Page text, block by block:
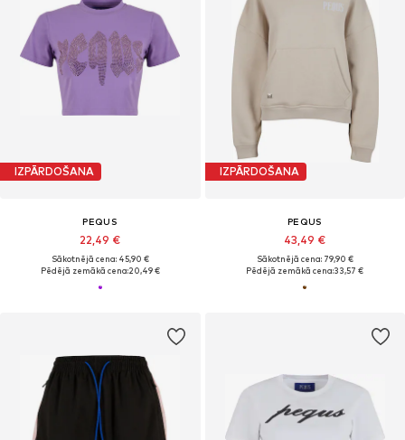
IZPĀRDOŠANA
PEQUS
22,49 €
Sākotnējā cena: 45,90 €
Pēdējā zemākā cena:20,49 €
IZPĀRDOŠANA
PEQUS
43,49 €
Sākotnējā cena: 79,90 €
Pēdējā zemākā cena:33,57 €